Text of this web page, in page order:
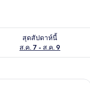
สุดสัปดาห์นี้
ส.ค. 7 - ส.ค. 9
จำนวนห้องพักว่างในสุด
ช้แล็ปท็อป
ห้องซูพีเรียดับเบิล, ระเบียง | เค